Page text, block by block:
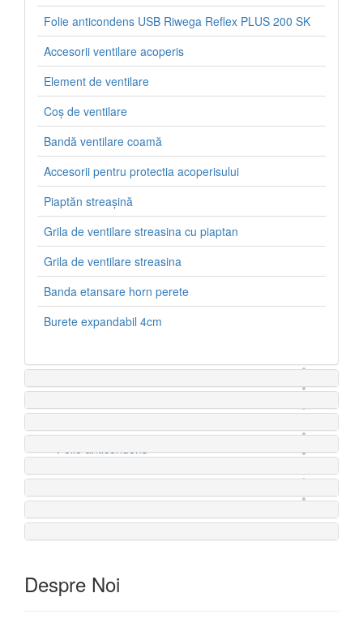
Portofoliu
Portofoliu proiecte
Recenzii Clienti
Documentatii
Blog
Contact
Tigla metalica
Budmat
Tigla ceramica
Folie anticondens
Accesorii
profesionale pentru
Folie anticondens USB Riwega Reflex PLUS 200 SK
Accesorii ventilare acoperis
Element de ventilare
Coș de ventilare
Bandă ventilare coamă
Accesorii pentru protectia acoperisului
Piaptăn streașină
Grila de ventilare streasina cu piaptan
Grila de ventilare streasina
Banda etansare horn perete
Burete expandabil 4cm
Despre Noi